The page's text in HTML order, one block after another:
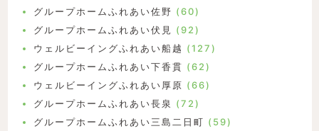
グループホームふれあい佐野 (60)
グループホームふれあい伏見
(92)
ウェルビーイングふれあい船越 (127)
グループホームふれあい下香貫 (62)
ウェルビーイングふれあい厚原 (66)
グループホームふれあい長泉 (72)
グループホームふれあい三島二日町 (59)